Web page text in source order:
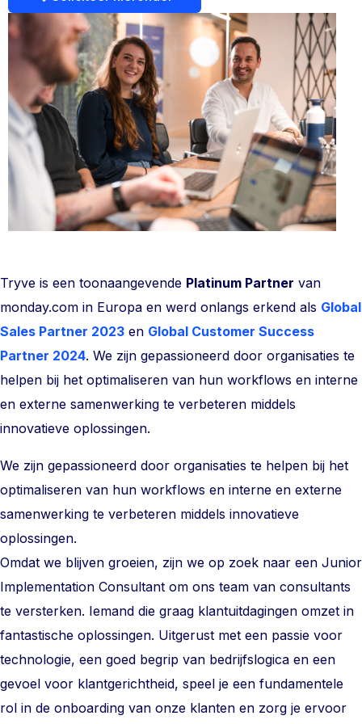
Tryve is een toonaangevende Platinum Partner van
monday.com in Europa en werd onlangs erkend als Global
Sales Partner 2023 en Global Customer Success
Partner 2024. We zijn gepassioneerd door organisaties te
helpen bij het optimaliseren van hun workflows en interne
en externe samenwerking te verbeteren middels
innovatieve oplossingen.
We zijn gepassioneerd door organisaties te helpen bij het
optimaliseren van hun workflows en interne en externe
samenwerking te verbeteren middels innovatieve
oplossingen.
Omdat we blijven groeien, zijn we op zoek naar een Junior
Implementation Consultant om ons team van consultants
te versterken. Iemand die graag klantuitdagingen omzet in
fantastische oplossingen. Uitgerust met een passie voor
technologie, een goed begrip van bedrijfslogica en een
gevoel voor klantgerichtheid, speel je een fundamentele
rol in de onboarding van onze klanten en zorg je ervoor